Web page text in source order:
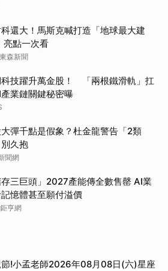
還大！馬斯克喊打造「地球最大建
亮點一次看
森新聞
科技躍升萬金股！ 「兩根鐵滑軌」扛
業鏈關鍵秘密曝
彈千點是假象？杜金龍警告「2類
久抱
聞網
存三巨頭」2027產能傳全數售罄 AI業
憶體甚至願付溢價
亨網
!小孟老師2026年08月08日(六)星座